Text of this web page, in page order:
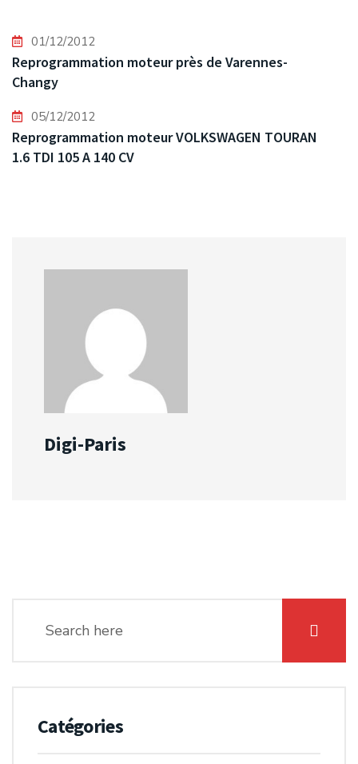
01/12/2012
Reprogrammation moteur près de Varennes-
Changy
05/12/2012
Reprogrammation moteur VOLKSWAGEN TOURAN
1.6 TDI 105 A 140 CV
Digi-Paris
Catégories